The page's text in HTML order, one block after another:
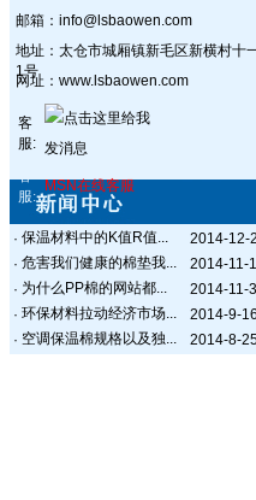
邮箱：info@lsbaowen.com
地址：太仓市城厢镇新毛区新横村十
1号
网址：www.lsbaowen.com
客
服:
客
服:
MSN在线客服
· 保温材料中的K值R值...
2014-12-
· 危害我们健康的棉垫我...
2014-11-
· 为什么PP棉的网站都...
2014-11-3
· 环保材料拉动经济市场...
2014-9-16
· 空调保温棉规格以及独... 2014-8-